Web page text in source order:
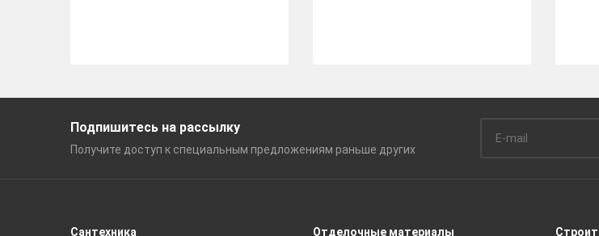
Подпишитесь на рассылку
Получите доступ к специальным предложениям раньше других
Сантехника Отделочные материалы